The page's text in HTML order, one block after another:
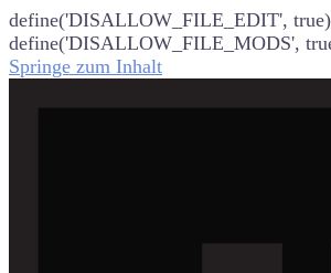
define('DISALLOW_FILE_EDIT',
define('DISALLOW_FILE_MODS',
Springe zum Inhalt